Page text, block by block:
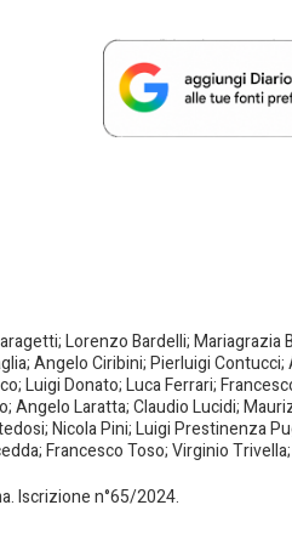
Lorenzo Bardelli;
Angelo Ciribini; Pierluigi
Luigi Donato; Luca Ferrari;
Angelo Laratta; Claudio Lucidi;
Nicola Pini; Luigi Prestinenza
Francesco Toso; Virginio
Iscrizione n°65/2024.